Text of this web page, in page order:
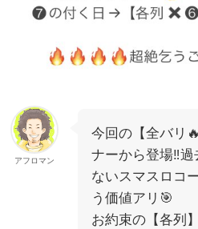
アフロマン
今回の【全バリ
ナーから登場‼️
ないスマスロコ
う価値アリ🎯
お約束の【各列